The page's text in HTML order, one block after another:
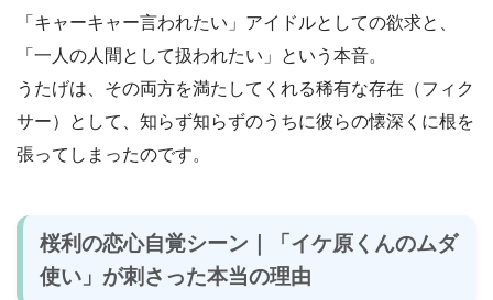
「キャーキャー言われたい」アイドルとしての欲求と、
「一人の人間として扱われたい」という本音。
うたげは、その両方を満たしてくれる稀有な存在（フィク
サー）として、知らず知らずのうちに彼らの懐深くに根を
張ってしまったのです。
桜利の恋心自覚シーン｜「イケ原くんのムダ
使い」が刺さった本当の理由